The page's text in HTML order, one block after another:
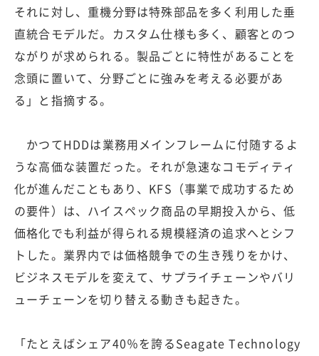
それに対し、重機分野は特殊部品を多く利用した垂
直統合モデルだ。カスタム仕様も多く、顧客とのつ
ながりが求められる。製品ごとに特性があることを
念頭に置いて、分野ごとに強みを考える必要があ
る」と指摘する。
かつてHDDは業務用メインフレームに付随するよ
うな高価な装置だった。それが急速なコモディティ
化が進んだこともあり、KFS（事業で成功するため
の要件）は、ハイスペック商品の早期投入から、低
価格化でも利益が得られる規模経済の追求へとシフ
トした。業界内では価格競争での生き残りをかけ、
ビジネスモデルを変えて、サプライチェーンやバリ
ューチェーンを切り替える動きも起きた。
「たとえばシェア40％を誇るSeagate Technology